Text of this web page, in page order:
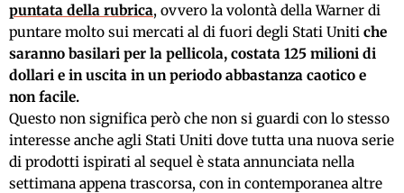
puntata della rubrica, ovvero la volontà della Warner di
puntare molto sui mercati al di fuori degli Stati Uniti che
saranno basilari per la pellicola, costata 125 milioni di
dollari e in uscita in un periodo abbastanza caotico e
non facile.
Questo non significa però che non si guardi con lo stesso
interesse anche agli Stati Uniti dove tutta una nuova serie
di prodotti ispirati al sequel è stata annunciata nella
settimana appena trascorsa, con in contemporanea altre